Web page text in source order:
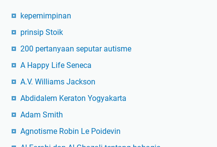
kepemimpinan
prinsip Stoik
200 pertanyaan seputar autisme
A Happy Life Seneca
A.V. Williams Jackson
Abdidalem Keraton Yogyakarta
Adam Smith
Agnotisme Robin Le Poidevin